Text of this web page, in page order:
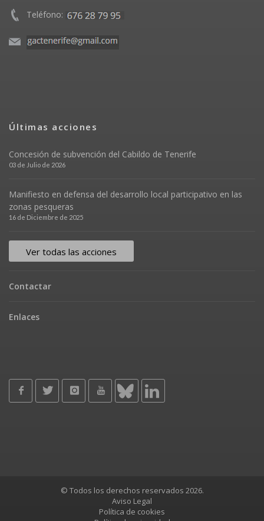
Teléfono:
Últimas acciones
Concesión de subvención del Cabildo de Tenerife
03 de Julio de 2026
Manifiesto en defensa del desarrollo local participativo en las
zonas pesqueras
16 de Diciembre de 2025
Ver todas las acciones
Contactar
Enlaces
© Todos los derechos reservados 2026.
Aviso Legal
Política de cookies